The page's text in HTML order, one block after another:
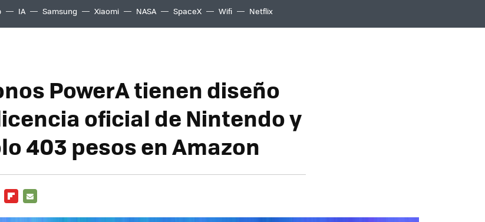
IA Samsung Xiaomi NASA SpaceX Wifi Netflix
PowerA tienen diseño
oficial de Nintendo y
403 pesos en Amazon